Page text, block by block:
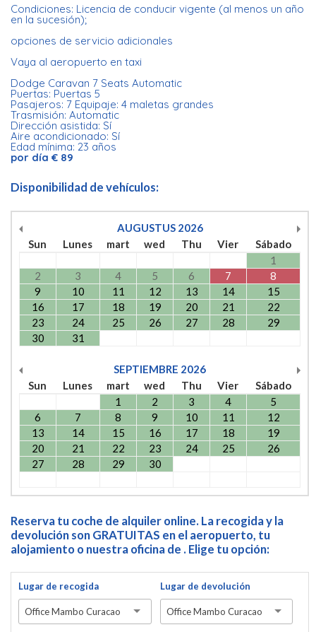
Condiciones: Licencia de conducir vigente (al menos un año
en la sucesión);
opciones de servicio adicionales
Vaya al aeropuerto en taxi
Dodge Caravan 7 Seats Automatic
Puertas: Puertas 5
Pasajeros: 7 Equipaje: 4 maletas grandes
Trasmisión: Automatic
Dirección asistida: Sí
Aire acondicionado: Sí
Edad mínima: 23 años
por día € 89
Disponibilidad de vehículos:
AUGUSTUS 2026
Sun
Lunes mart wed Thu Vier
Sábado
1
2
3 4 5 6 7
8
9
10 11 12 13 14
15
16
17 18 19 20 21
22
23
24 25 26 27 28
29
30
31
SEPTIEMBRE 2026
Sun
Lunes mart wed Thu Vier
Sábado
1
2 3 4
5
6
7 8 9 10 11
12
13
14 15 16 17 18
19
20
21 22 23 24 25
26
27
28 29 30
Reserva tu coche de alquiler online. La recogida y la
devolución son GRATUITAS en el aeropuerto, tu
alojamiento o nuestra oficina de . Elige tu opción:
Lugar de recogida
Office Mambo Curacao
Lugar de devolución
Office Mambo Curacao